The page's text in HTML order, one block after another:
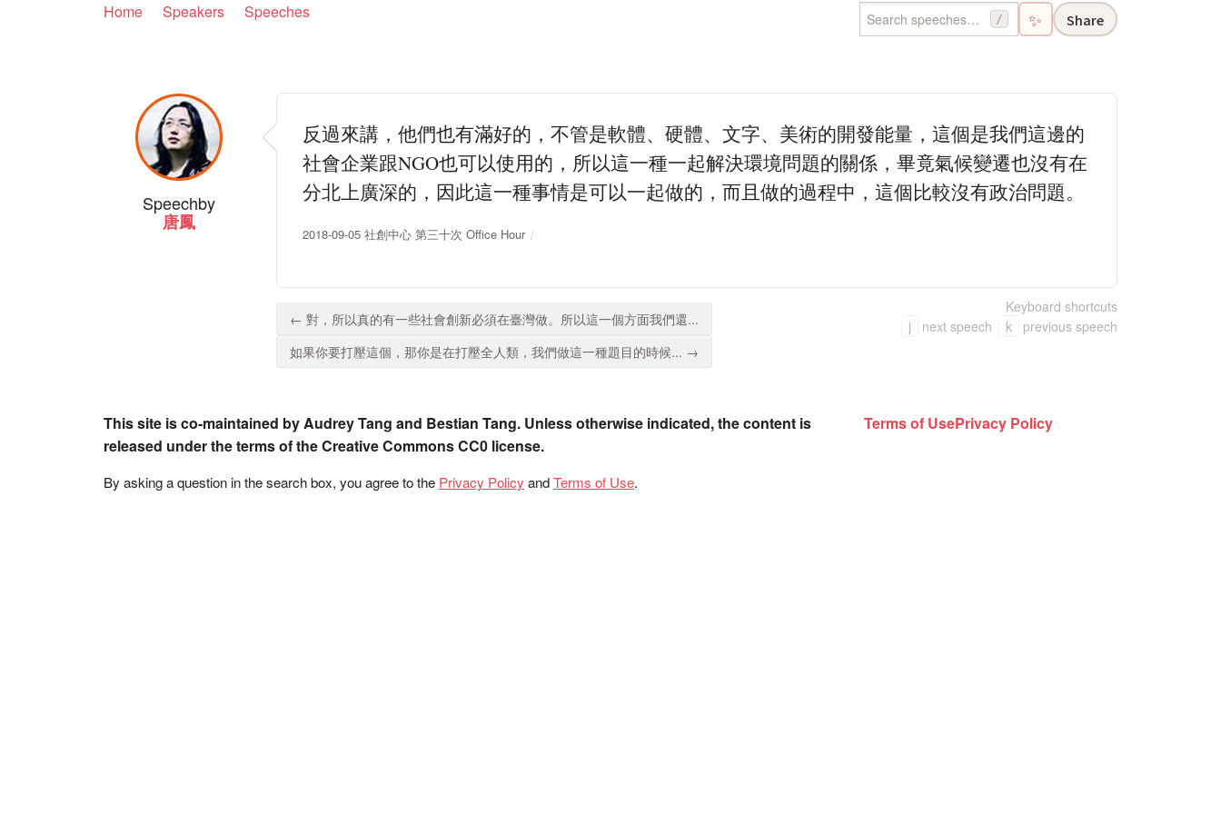
Home Speakers Speeches / ✨ Share
Speechby
唐鳳
反過來講，他們也有滿好的，不管是軟體、硬體、文字、美術的開發能量，這個是我們這邊的
社會企業跟NGO也可以使用的，所以這一種一起解決環境問題的關係，畢竟氣候變遷也沒有在
分北上廣深的，因此這一種事情是可以一起做的，而且做的過程中，這個比較沒有政治問題。
2018-09-05 社創中心 第三十次 Office Hour
← 對，所以真的有一些社會創新必須在臺灣做。所以這一個方面我們還...
如果你要打壓這個，那你是在打壓全人類，我們做這一種題目的時候... →
Keyboard shortcuts
j
next speech k previous speech
This site is co-maintained by Audrey Tang and Bestian Tang. Unless otherwise indicated, the content is
released under the terms of the Creative Commons CC0 license.
By asking a question in the search box, you agree to the Privacy Policy andTerms of Use.
Terms of UsePrivacy Policy